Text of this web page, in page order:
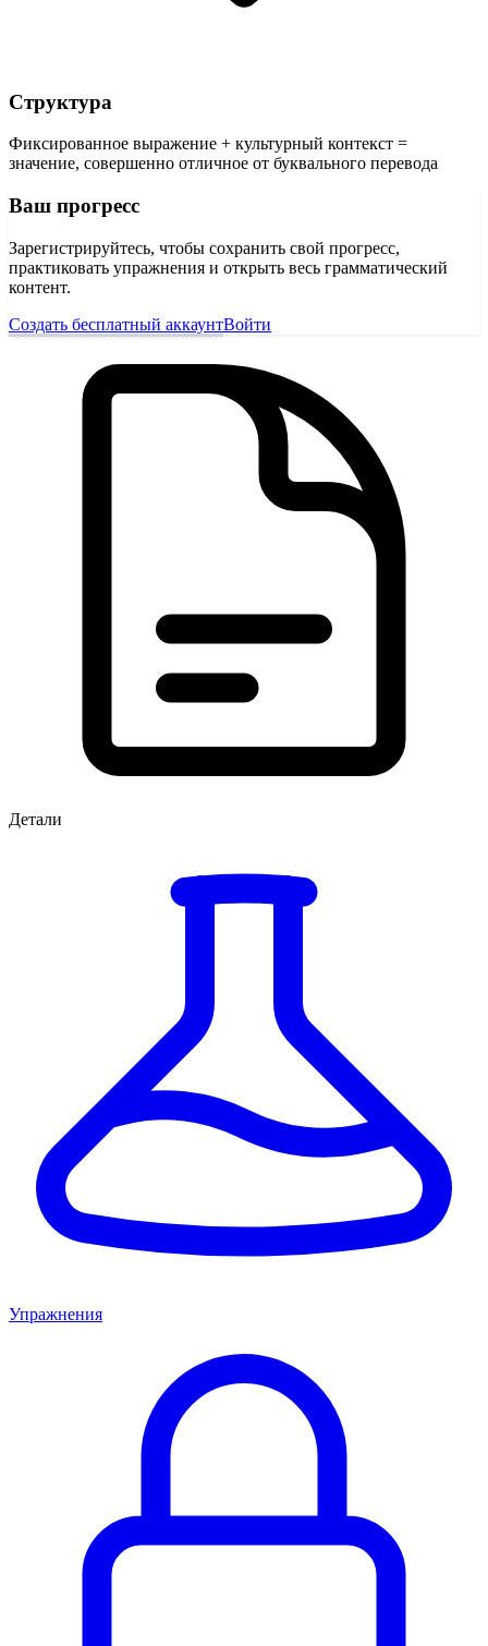
Структура
Фиксированное выражение + культурный контекст =
значение, совершенно отличное от буквального перевода
Ваш прогресс
Зарегистрируйтесь, чтобы сохранить свой прогресс,
практиковать упражнения и открыть весь грамматический
контент.
Создать бесплатный аккаунтВойти
Детали
Упражнения